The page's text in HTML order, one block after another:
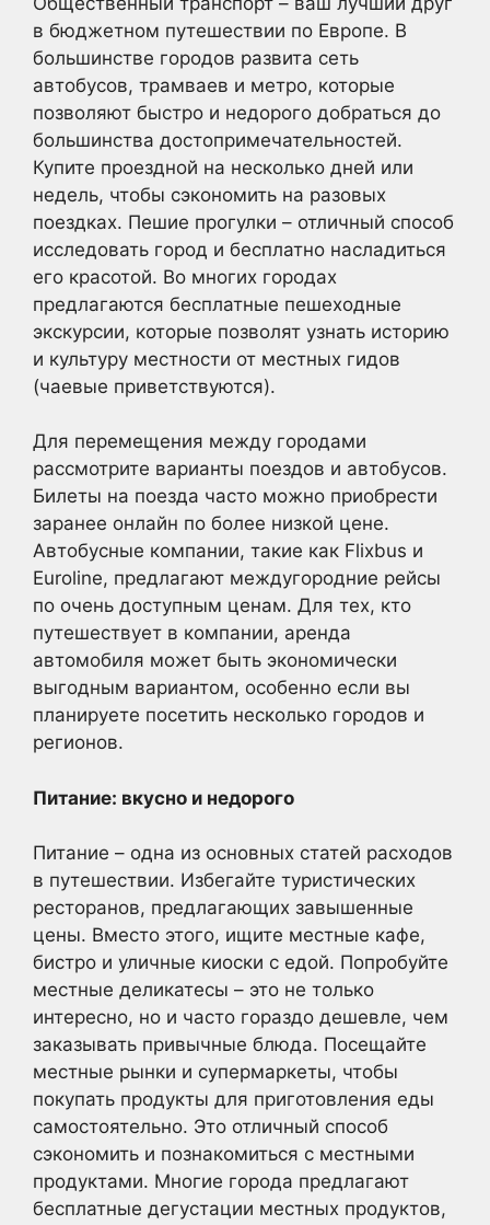
в бюджетном путешествии по Европе. В
большинстве городов развита сеть
автобусов, трамваев и метро, которые
позволяют быстро и недорого добраться до
большинства достопримечательностей.
Купите проездной на несколько дней или
недель, чтобы сэкономить на разовых
поездках. Пешие прогулки – отличный способ
исследовать город и бесплатно насладиться
его красотой. Во многих городах
предлагаются бесплатные пешеходные
экскурсии, которые позволят узнать историю
и культуру местности от местных гидов
(чаевые приветствуются).
Для перемещения между городами
рассмотрите варианты поездов и автобусов.
Билеты на поезда часто можно приобрести
заранее онлайн по более низкой цене.
Автобусные компании, такие как Flixbus и
Euroline, предлагают междугородние рейсы
по очень доступным ценам. Для тех, кто
путешествует в компании, аренда
автомобиля может быть экономически
выгодным вариантом, особенно если вы
планируете посетить несколько городов и
регионов.
Питание: вкусно и недорого
Питание – одна из основных статей расходов
в путешествии. Избегайте туристических
ресторанов, предлагающих завышенные
цены. Вместо этого, ищите местные кафе,
бистро и уличные киоски с едой. Попробуйте
местные деликатесы – это не только
интересно, но и часто гораздо дешевле, чем
заказывать привычные блюда. Посещайте
местные рынки и супермаркеты, чтобы
покупать продукты для приготовления еды
самостоятельно. Это отличный способ
сэкономить и познакомиться с местными
продуктами. Многие города предлагают
бесплатные дегустации местных продуктов,